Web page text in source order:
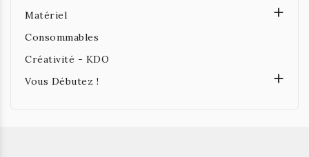
Matériel 
Consommables
Créativité - KDO
Vous Débutez !
